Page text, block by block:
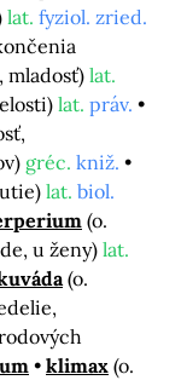
lat. fyziol. zried.
mladosť) lat.
lat. práv.
gréc. kniž.
lat. biol.
(o.
u ženy) lat.
(o.
klimax (o.